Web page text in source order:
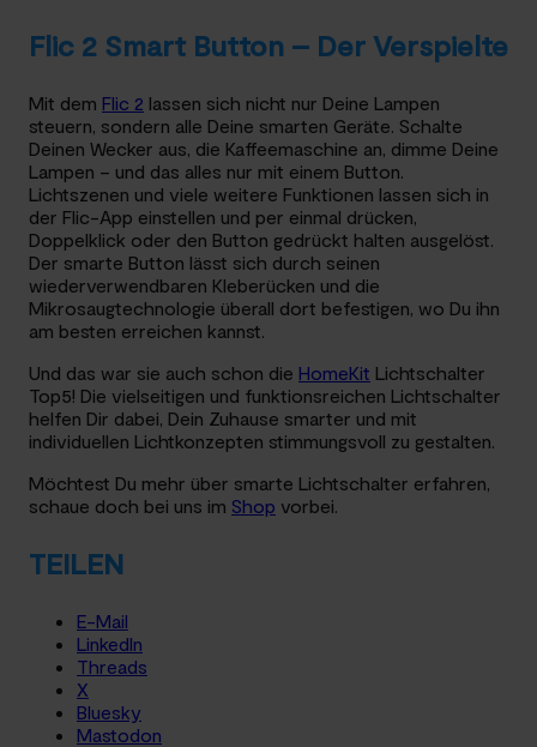
Flic 2 Smart Button – Der Verspielte
Mit dem Flic 2 lassen sich nicht nur Deine Lampen
steuern, sondern alle Deine smarten Geräte. Schalte
Deinen Wecker aus, die Kaffeemaschine an, dimme Deine
Lampen – und das alles nur mit einem Button.
Lichtszenen und viele weitere Funktionen lassen sich in
der Flic-App einstellen und per einmal drücken,
Doppelklick oder den Button gedrückt halten ausgelöst.
Der smarte Button lässt sich durch seinen
wiederverwendbaren Kleberücken und die
Mikrosaugtechnologie überall dort befestigen, wo Du ihn
am besten erreichen kannst.
Und das war sie auch schon die HomeKit Lichtschalter
Top5! Die vielseitigen und funktionsreichen Lichtschalter
helfen Dir dabei, Dein Zuhause smarter und mit
individuellen Lichtkonzepten stimmungsvoll zu gestalten.
Möchtest Du mehr über smarte Lichtschalter erfahren,
schaue doch bei uns im Shop vorbei.
TEILEN
E-Mail
LinkedIn
Threads
X
Bluesky
Mastodon